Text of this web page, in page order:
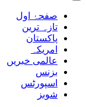
صفحۂ اول
تازہ ترین
پاکستان
امریکہ
عالمی خبریں
بزنس
اسپورٹس
شوبز